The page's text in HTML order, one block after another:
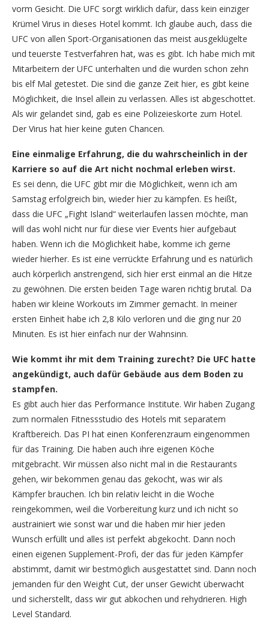
vorm Gesicht. Die UFC sorgt wirklich dafür, dass kein einziger
Krümel Virus in dieses Hotel kommt. Ich glaube auch, dass die
UFC von allen Sport-Organisationen das meist ausgeklügelte
und teuerste Testverfahren hat, was es gibt. Ich habe mich mit
Mitarbeitern der UFC unterhalten und die wurden schon zehn
bis elf Mal getestet. Die sind die ganze Zeit hier, es gibt keine
Möglichkeit, die Insel allein zu verlassen. Alles ist abgeschottet.
Als wir gelandet sind, gab es eine Polizeieskorte zum Hotel.
Der Virus hat hier keine guten Chancen.
Eine einmalige Erfahrung, die du wahrscheinlich in der
Karriere so auf die Art nicht nochmal erleben wirst.
Es sei denn, die UFC gibt mir die Möglichkeit, wenn ich am
Samstag erfolgreich bin, wieder hier zu kämpfen. Es heißt,
dass die UFC „Fight Island“ weiterlaufen lassen möchte, man
will das wohl nicht nur für diese vier Events hier aufgebaut
haben. Wenn ich die Möglichkeit habe, komme ich gerne
wieder hierher. Es ist eine verrückte Erfahrung und es natürlich
auch körperlich anstrengend, sich hier erst einmal an die Hitze
zu gewöhnen. Die ersten beiden Tage waren richtig brutal. Da
haben wir kleine Workouts im Zimmer gemacht. In meiner
ersten Einheit habe ich 2,8 Kilo verloren und die ging nur 20
Minuten. Es ist hier einfach nur der Wahnsinn.
Wie kommt ihr mit dem Training zurecht? Die UFC hatte
angekündigt, auch dafür Gebäude aus dem Boden zu
stampfen.
Es gibt auch hier das Performance Institute. Wir haben Zugang
zum normalen Fitnessstudio des Hotels mit separatem
Kraftbereich. Das PI hat einen Konferenzraum eingenommen
für das Training. Die haben auch ihre eigenen Köche
mitgebracht. Wir müssen also nicht mal in die Restaurants
gehen, wir bekommen genau das gekocht, was wir als
Kämpfer brauchen. Ich bin relativ leicht in die Woche
reingekommen, weil die Vorbereitung kurz und ich nicht so
austrainiert wie sonst war und die haben mir hier jeden
Wunsch erfüllt und alles ist perfekt abgekocht. Dann noch
einen eigenen Supplement-Profi, der das für jeden Kämpfer
abstimmt, damit wir bestmöglich ausgestattet sind. Dann noch
jemanden für den Weight Cut, der unser Gewicht überwacht
und sicherstellt, dass wir gut abkochen und rehydrieren. High
Level Standard.